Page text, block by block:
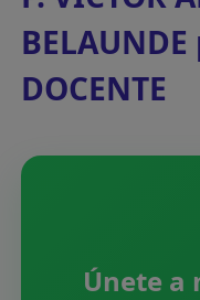
DOCENTE
Únete a